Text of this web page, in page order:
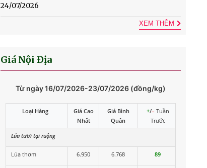
24/07/2026
XEM THÊM
Giá Nội Địa
Từ ngày 16/07/2026-23/07/2026 (đồng/kg)
Loại Hàng
Giá Cao
Nhất
Giá Bình
Quân
+/– Tuần
Trước
Lúa tươi tại ruộng
Lúa thơm 6.950 6.768 89